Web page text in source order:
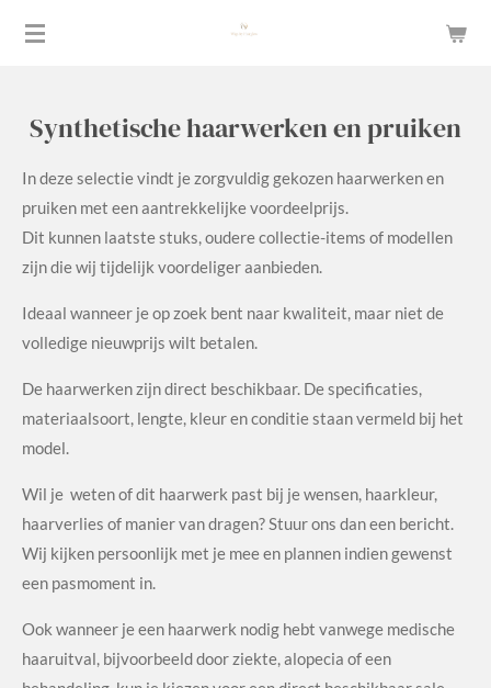
Ga
hoofdinhoud
Synthetische haarwerken en pruiken
In deze selectie vindt je zorgvuldig gekozen haarwerken en
pruiken met een aantrekkelijke voordeelprijs.
Dit kunnen laatste stuks, oudere collectie-items of modellen
zijn die wij tijdelijk voordeliger aanbieden.
Ideaal wanneer je op zoek bent naar kwaliteit, maar niet de
volledige nieuwprijs wilt betalen.
De haarwerken zijn direct beschikbaar. De specificaties,
materiaalsoort, lengte, kleur en conditie staan vermeld bij het
model.
Wil je weten of dit haarwerk past bij je wensen, haarkleur,
haarverlies of manier van dragen? Stuur ons dan een bericht.
Wij kijken persoonlijk met je mee en plannen indien gewenst
een pasmoment in.
Ook wanneer je een haarwerk nodig hebt vanwege medische
haaruitval, bijvoorbeeld door ziekte, alopecia of een